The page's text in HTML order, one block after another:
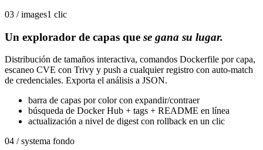
03 / images1 clic
Un explorador de capas que se gana su lugar.
Distribución de tamaños interactiva, comandos Dockerfile por capa,
escaneo CVE con Trivy y push a cualquier registro con auto-match
de credenciales. Exporta el análisis a JSON.
barra de capas por color con expandir/contraer
búsqueda de Docker Hub + tags + README en línea
actualización a nivel de digest con rollback en un clic
04 / systema fondo